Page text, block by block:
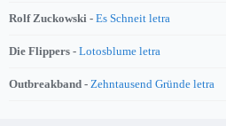
Rolf Zuckowski - Es Schneit letra
Die Flippers - Lotosblume letra
Outbreakband - Zehntausend Gründe letra